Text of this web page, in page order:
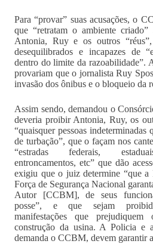
Para “provar” suas acusações, o
que “retratam o ambiente criado”
Antonia, Ruy e os outros “réus”,
desequilibrados e incapazes de
dentro do limite da razoabilidade”.
provariam que o jornalista Ruy
invasão dos ônibus e o bloqueio da
Assim sendo, demandou o
deveria proibir Antonia, Ruy, os
“quaisquer pessoas indeterminadas
de turbação”, que o façam nos
“estradas federais,
entroncamentos, etc” que dão
exigiu que o juiz determine “que
Força de Segurança Nacional
Autor [CCBM], de seus
posse”, e que sejam
manifestações que prejudiquem
construção da usina. A Policia e
demanda o CCBM, devem garantir